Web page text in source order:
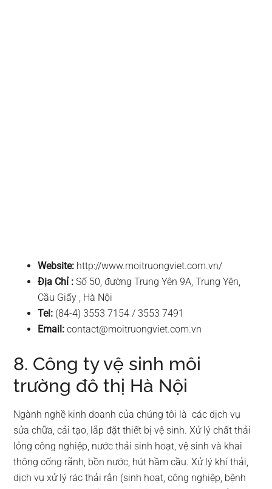
Website: http://www.moitruongviet.com.vn/
Địa Chỉ : Số 50, đường Trung Yên 9A, Trung Yên,
Cầu Giấy , Hà Nội
Tel: (84-4) 3553 7154 / 3553 7491
Email: contact@moitruongviet.com.vn
8. Công ty vệ sinh môi
trường đô thị Hà Nội
Ngành nghề kinh doanh của chúng tôi là các dịch vụ
sửa chữa, cải tạo, lắp đặt thiết bị vệ sinh. Xử lý chất thải
lỏng công nghiệp, nước thải sinh hoạt, vệ sinh và khai
thông cống rãnh, bồn nước, hút hầm cầu. Xử lý khí thải,
dịch vụ xử lý rác thải rắn (sinh hoạt, công nghiệp, bệnh